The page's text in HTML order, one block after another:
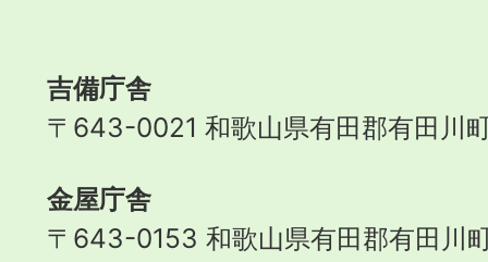
吉備庁舎
〒643-0021 和歌山県有田郡有田川
金屋庁舎
〒643-0153 和歌山県有田郡有田川